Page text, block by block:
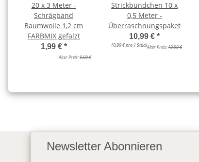
20 x 3 Meter -
Schrägband
Baumwolle 1,2 cm
FARBMIX gefalzt
1,99 € *
Alter Preis:9,99 €
Strickbündchen 10 x
0,5 Meter -
Überraschnungspaket
10,99 €*
10,99 € pro 1 StückAlter Preis:19,99 €
Newsletter Abonnieren